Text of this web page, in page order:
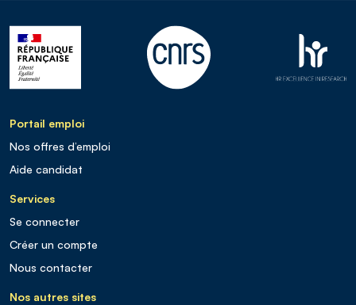
Portail emploi
Nos offres d’emploi
Aide candidat
Services
Se connecter
Créer un compte
Nous contacter
Nos autres sites